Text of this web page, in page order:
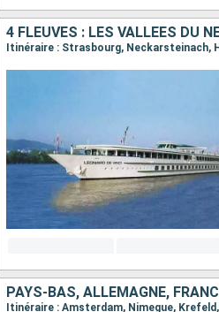
PAYS-BAS, ALLEMAGNE,
Itinéraire : Amsterdam, Nimegue,